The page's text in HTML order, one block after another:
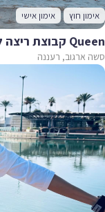
אימון חוץ אימון אישי
Queen קבוצת ריצה לנשים
סשה ארגוב, רעננה